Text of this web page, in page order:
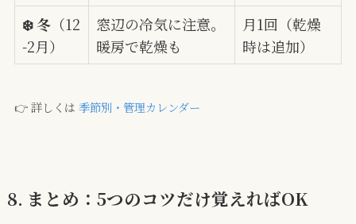
❄️ 冬（12
-2月）
窓辺の冷気に注意。
暖房で乾燥も
月1回（乾燥
時は追加）
👉 詳しくは 季節別・管理カレンダー
8. まとめ：5つのコツだけ覚えればOK